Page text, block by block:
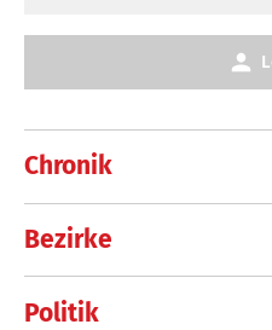
Chronik
Bezirke
Politik